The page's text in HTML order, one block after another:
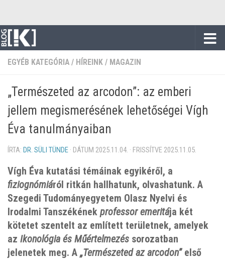
EGYÉB KATEGÓRIA / HÍREINK / MAGAZIN
„Természeted az arcodon”: az emberi
jellem megismerésének lehetőségei Vígh
Éva tanulmányaiban
ÍRTA: DR. SÜLI TÜNDE · DÁTUM 2025.11.04. · FRISSÍTVE 2025.11.05.
Vígh Éva kutatási témáinak egyikéről, a
fiziognómiáról ritkán hallhatunk, olvashatunk. A
Szegedi Tudományegyetem Olasz Nyelvi és
Irodalmi Tanszékének professor emeritája két
kötetet szentelt az említett területnek, amelyek
az Ikonológia és Műértelmezés sorozatban
jelenetek meg. A „Természeted az arcodon” első